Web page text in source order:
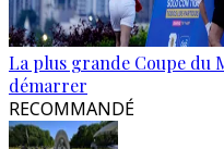
La plus grande Coupe du
démarrer
RECOMMANDÉ